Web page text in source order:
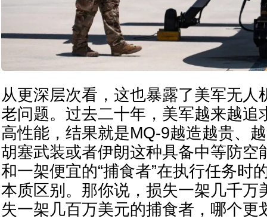
从更深层次看，这也暴露了美军无人
老问题。过去二十年，美军越来越追
高性能，结果就是MQ-9越造越贵、
胡塞武装或者伊朗这种具备中等防空
和一架便宜的“捕食者”在执行任务时
本质区别。那你说，损失一架几千万
失一架几百万美元的捕食者，哪个更